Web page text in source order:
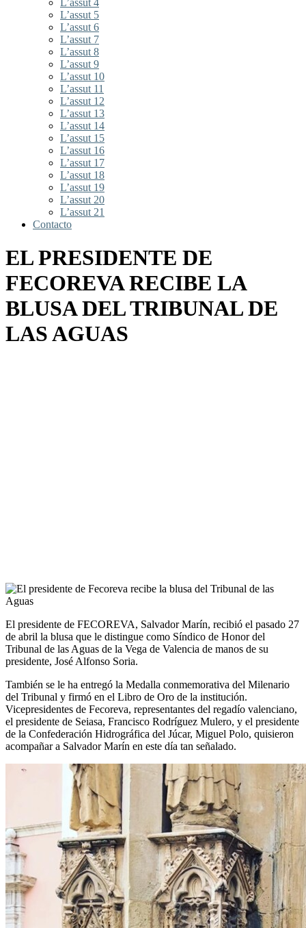
L’assut 5
L’assut 6
L’assut 7
L’assut 8
L’assut 9
L’assut 10
L’assut 11
L’assut 12
L’assut 13
L’assut 14
L’assut 15
L’assut 16
L’assut 17
L’assut 18
L’assut 19
L’assut 20
L’assut 21
Contacto
EL PRESIDENTE DE
FECOREVA RECIBE LA
BLUSA DEL TRIBUNAL DE
LAS AGUAS
El presidente de FECOREVA, Salvador Marín, recibió el pasado 27
de abril la blusa que le distingue como Síndico de Honor del
Tribunal de las Aguas de la Vega de Valencia de manos de su
presidente, José Alfonso Soria.
También se le ha entregó la Medalla conmemorativa del Milenario
del Tribunal y firmó en el Libro de Oro de la institución.
Vicepresidentes de Fecoreva, representantes del regadío valenciano,
el presidente de Seiasa, Francisco Rodríguez Mulero, y el presidente
de la Confederación Hidrográfica del Júcar, Miguel Polo, quisieron
acompañar a Salvador Marín en este día tan señalado.